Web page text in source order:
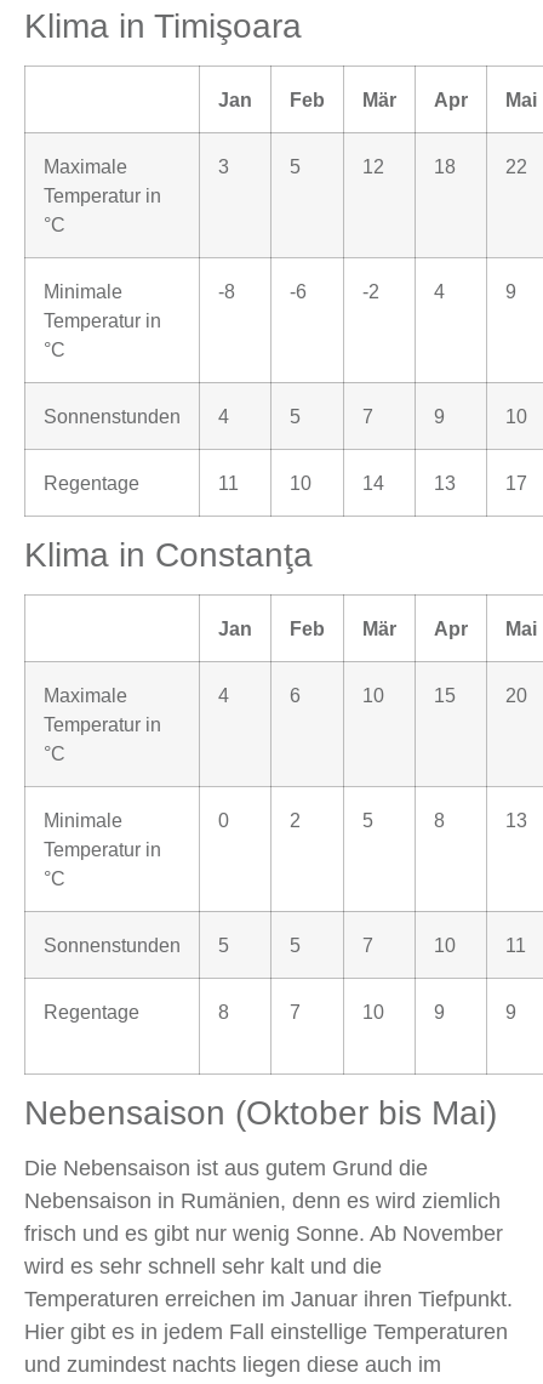
Klima in Timişoara
Jan Feb Mär Apr Mai
Maximale
Temperatur in
°C
3 5 12 18 22
Minimale
Temperatur in
°C
-8 -6 -2 4 9
Sonnenstunden 4 5 7 9 10
Regentage 11 10 14 13 17
Klima in Constanţa
Jan Feb Mär Apr Mai
Maximale
Temperatur in
°C
4 6 10 15 20
Minimale
Temperatur in
°C
0 2 5 8 13
Sonnenstunden 5 5 7 10 11
Regentage 8 7 10 9 9
Nebensaison (Oktober bis Mai)
Die Nebensaison ist aus gutem Grund die
Nebensaison in Rumänien, denn es wird ziemlich
frisch und es gibt nur wenig Sonne. Ab November
wird es sehr schnell sehr kalt und die
Temperaturen erreichen im Januar ihren Tiefpunkt.
Hier gibt es in jedem Fall einstellige Temperaturen
und zumindest nachts liegen diese auch im